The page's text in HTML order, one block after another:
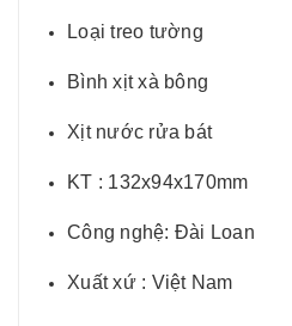
Loại treo tường
Bình xịt xà bông
Xịt nước rửa bát
KT : 132x94x170mm
Công nghệ: Đài Loan
Xuất xứ : Việt Nam